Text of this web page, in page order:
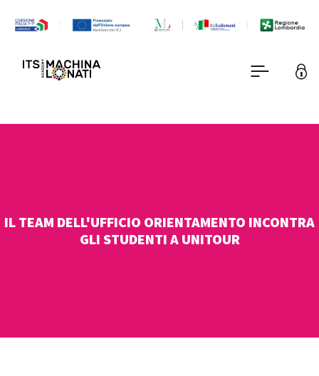
IL TEAM DELL'UFFICIO ORIENTAMENTO INCONTRA
GLI STUDENTI A UNITOUR